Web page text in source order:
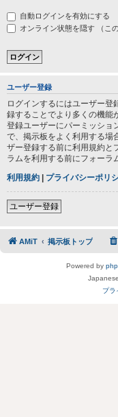
自動ログインを有効にする
オンライン状態を隠す （こ
ユーザー登録
ログインするにはユーザー登
録することでより多くの機能
登録ユーザーにパーミッショ
で、掲示板をよく利用する場
ザー登録する前に利用規約と
ラムを利用する前にフォーラ
利用規約 | プライバシーポリ
ユーザー登録
AMiT 掲示板トップ
Powered by
プラ